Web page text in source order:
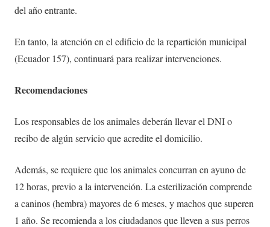
del año entrante.
En tanto, la atención en el edificio de la repartición municipal
(Ecuador 157), continuará para realizar intervenciones.
Recomendaciones
Los responsables de los animales deberán llevar el DNI o
recibo de algún servicio que acredite el domicilio.
Además, se requiere que los animales concurran en ayuno de
12 horas, previo a la intervención. La esterilización comprende
a caninos (hembra) mayores de 6 meses, y machos que superen
1 año. Se recomienda a los ciudadanos que lleven a sus perros